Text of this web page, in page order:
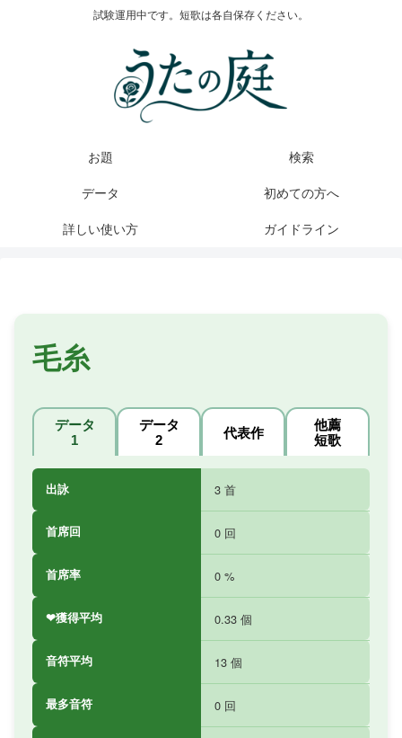
試験運用中です。短歌は各自保存ください。
お題 検索
データ 初めての方へ
詳しい使い方 ガイドライン
毛糸
データ
1
データ
2
代表作
他薦
短歌
出詠 3 首
首席回 0 回
首席率 0 %
❤獲得平均 0.33 個
音符平均 13 個
最多音符 0 回